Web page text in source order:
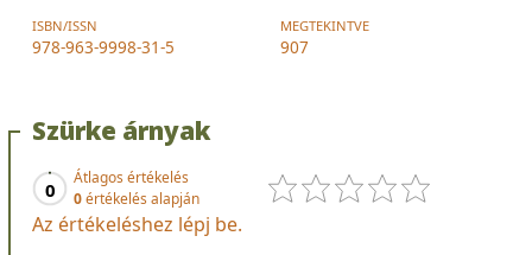
ISBN/ISSN
978-963-9998-31-5
MEGTEKINTVE
907
Szürke árnyak
0
Átlagos értékelés
0értékelés alapján
Az értékeléshez lépj be.